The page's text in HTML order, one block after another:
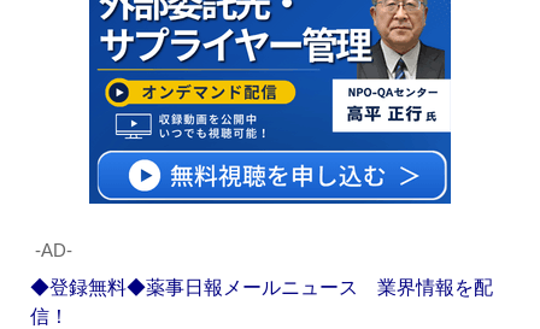
‐AD‐
◆登録無料◆薬事日報メールニュース 業界情報を配
信！